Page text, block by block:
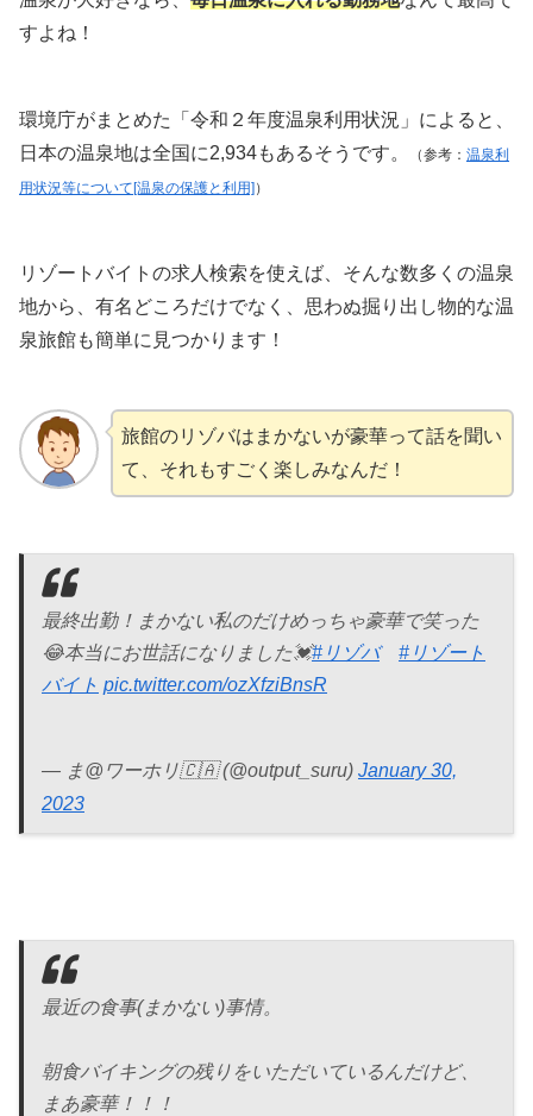
すよね！
環境庁がまとめた「令和２年度温泉利用状況」によると、
日本の温泉地は全国に2,934もあるそうです。
（参考： 温泉利
用状況等について[温泉の保護と利用]）
リゾートバイトの求人検索を使えば、そんな数多くの温泉
地から、有名どころだけでなく、思わぬ掘り出し物的な温
泉旅館も簡単に見つかります！
旅館のリゾバはまかないが豪華って話を聞い
て、それもすごく楽しみなんだ！
最終出勤！まかない私のだけめっちゃ豪華で笑った
😂本当にお世話になりました💓#リゾバ
#リゾート
バイト pic.twitter.com/ozXfziBnsR
— ま@ワーホリ🇨🇦 (@output_suru) January 30,
2023
最近の食事(まかない)事情。
朝食バイキングの残りをいただいているんだけど、
まあ豪華！！！